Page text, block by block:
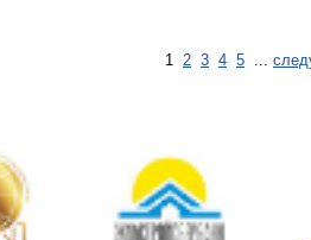
1 2 3 4 5 ...